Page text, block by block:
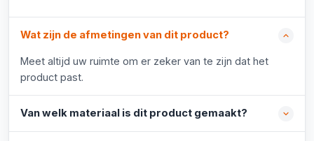
Wat zijn de afmetingen van dit product?
Meet altijd uw ruimte om er zeker van te zijn dat het
product past.
Van welk materiaal is dit product gemaakt?